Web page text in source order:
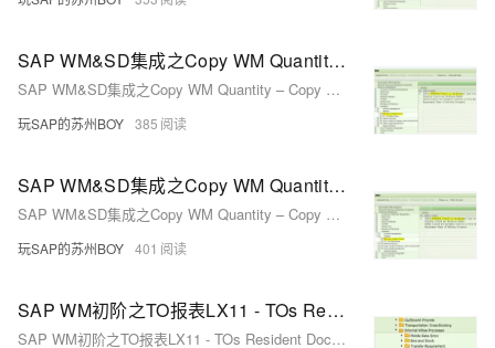
SAP WM&SD集成之Copy WM Quantity – Copy WM qty as delivery qty into delivery and PGI
SAP WM&SD集成之Copy WM Quantity – Copy WM qty as delivery qty into delivery and PGI
玩SAP的苏州BOY 385
SAP WM&SD集成之Copy WM Quantity – Copy WM qty as delivery qty into delivery
SAP WM&SD集成之Copy WM Quantity – Copy WM qty as delivery qty into delivery
玩SAP的苏州BOY 401
SAP WM初阶之TO报表LX11 - TOs Resident Document( Document Overview)
SAP WM初阶之TO报表LX11 - TOs Resident Document( Document Overview)